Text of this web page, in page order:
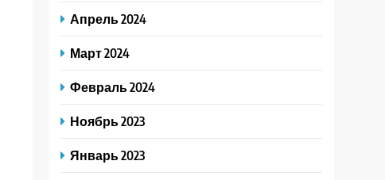
Апрель 2024
Март 2024
Февраль 2024
Ноябрь 2023
Январь 2023